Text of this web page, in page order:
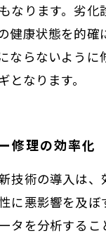
なります。劣
健康状態を的
ならないよう
なります。
修理の効率化
技術の導入は
に悪影響を及
タを分析する